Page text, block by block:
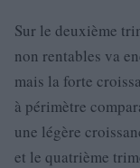
Sur le deuxième
non rentables va
mais la forte
à périmètre
une légère
et le quatrième